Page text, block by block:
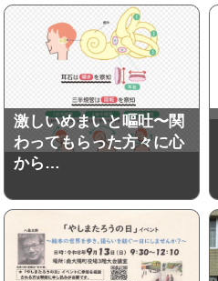
激しいめまいと嘔吐〜関
わってもらった方々に心
から…